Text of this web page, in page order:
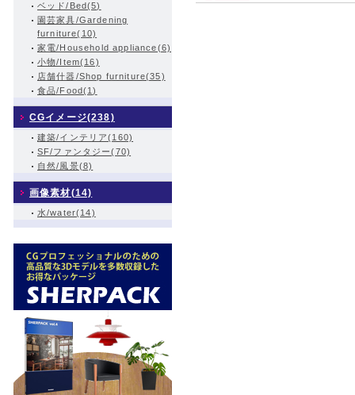
ベッド/Bed(5)
園芸家具/Gardening
furniture(10)
家電/Household appliance(6)
小物/Item(16)
店舗什器/Shop furniture(35)
食品/Food(1)
CGイメージ(238)
建築/インテリア(160)
SF/ファンタジー(70)
自然/風景(8)
画像素材(14)
水/water(14)